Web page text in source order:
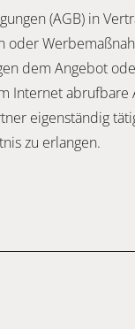
(AGB) in
oder
dem Angebot
Internet abrufbare
eigenständig
zu erlangen.